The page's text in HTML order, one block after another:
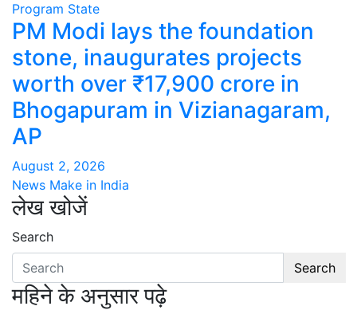
Program State
PM Modi lays the foundation
stone, inaugurates projects
worth over ₹17,900 crore in
Bhogapuram in Vizianagaram,
AP
August 2, 2026
News Make in India
लेख खोजें
Search
Search
महिने के अनुसार पढ़े